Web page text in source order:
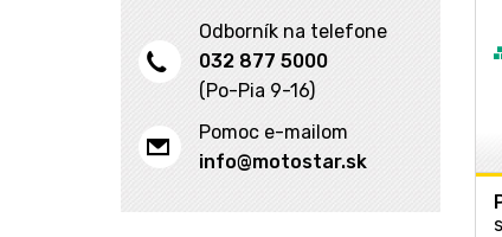
Dáždniky
ŠPZ, cumlíky
Ostatní
Odborník na telefone
032 877 5000
(Po-Pia 9-16)
Pomoc e-mailom
info@motostar.sk